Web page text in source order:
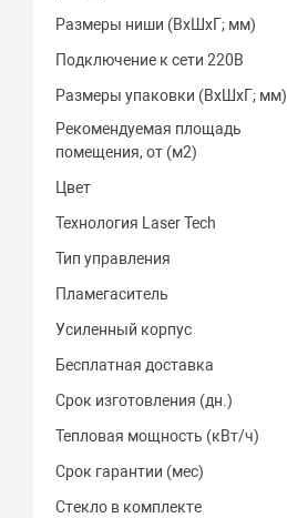
Размеры ниши (ВхШхГ; мм)
Подключение к сети 220В
Размеры упаковки (ВхШхГ; мм)
Рекомендуемая площадь
помещения, от (м2)
Цвет
Технология Laser Tech
Тип управления
Пламегаситель
Усиленный корпус
Бесплатная доставка
Срок изготовления (дн.)
Тепловая мощность (кВт/ч)
Срок гарантии (мес)
Стекло в комплекте